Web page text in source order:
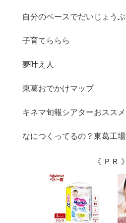
自分のペースでだいじょうぶ
子育てららら
夢叶え人
東葛おでかけマップ
キネマ旬報シアターおスス
なにつくってるの？東葛工
《 ＰＲ 》